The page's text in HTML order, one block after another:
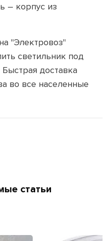
– корпус из
"Электровоз"
светильник под
доставка
во все населенные
статьи